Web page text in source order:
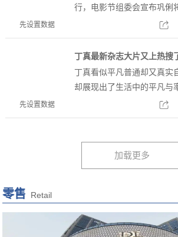
行，电影节组委会宣布巩俐
奖委员会主席，并同时发布
北京国际电影节天坛奖首位
的巩俐展现出含蓄中蕴藏迷
绽放恒久不变的东...
先设置数据
丁真最新杂志大片又上热搜
什么魅力
丁真看似平凡普通却又真实
却展现出了生活中的平凡与
神，更是为他增添了几分天
野性，不管是拍大片还是在
先设置数据
零售 Retail